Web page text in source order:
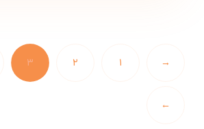
→ ۱ ۲ ۳
←